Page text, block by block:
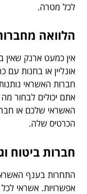
לכל מטרה.
הלוואה
אין כמעט ארנק שאין
אונליין או בחנות
חברות האשראי
אתם יכולים לבחור
האשראי שלכם או
הכרטיס שלה.
חברות ביטוח
התחרות בענף
אפשרויות. אשראי